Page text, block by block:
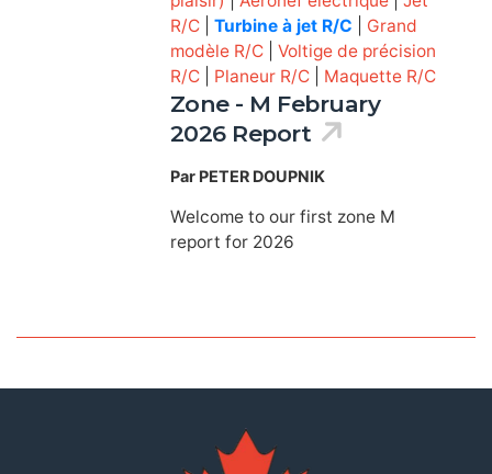
R/C| Turbine à jet R/C
Grand
modèle R/C| Voltige de précision
R/C| Planeur R/C| Maquette R/C
Zone - M February
2026 Report
Par PETER DOUPNIK
Welcome to our first zone M
report for 2026